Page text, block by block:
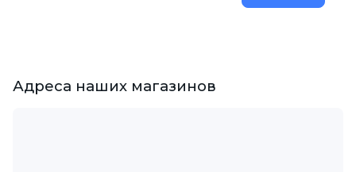
Адреса наших магазинов